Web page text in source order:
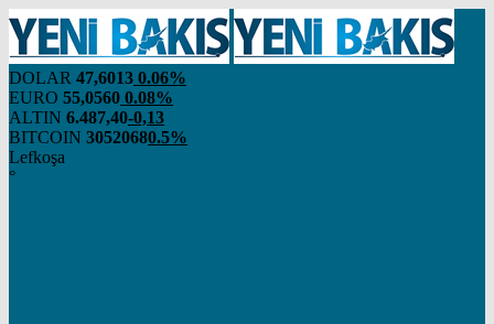
DOLAR 47,6013 0.06%
EURO 55,0560 0.08%
ALTIN 6.487,40-0,13
BITCOIN 30520680.5%
Lefkoşa
°